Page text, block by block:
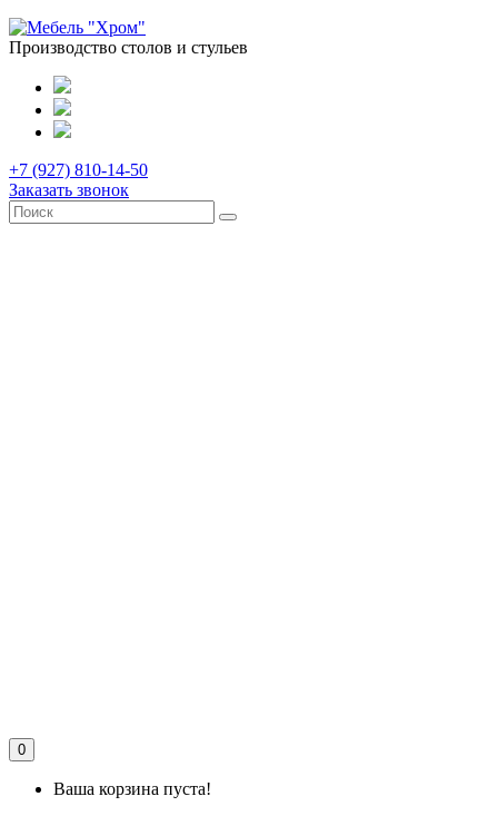
Производство столов и стульев
+7 (927) 810-14-50
Заказать звонок
0
Ваша корзина пуста!